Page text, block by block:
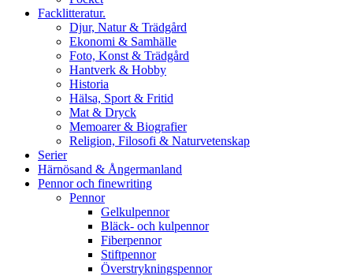
Facklitteratur.
Djur, Natur & Trädgård
Ekonomi & Samhälle
Foto, Konst & Trädgård
Hantverk & Hobby
Historia
Hälsa, Sport & Fritid
Mat & Dryck
Memoarer & Biografier
Religion, Filosofi & Naturvetenskap
Serier
Härnösand & Ångermanland
Pennor och finewriting
Pennor
Gelkulpennor
Bläck- och kulpennor
Fiberpennor
Stiftpennor
Överstrykningspennor